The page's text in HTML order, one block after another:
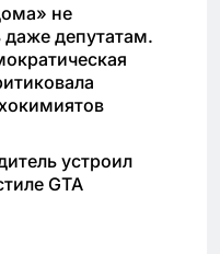
не
даже депутатам.
устроил
GTA